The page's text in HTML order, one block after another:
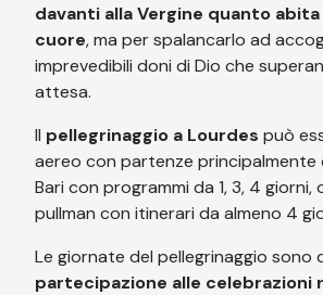
davanti alla Vergine quanto
cuore, ma per spalancarlo ad
imprevedibili doni di Dio che
attesa.
Il pellegrinaggio a Lourdes può
aereo con partenze principalmente
Bari con programmi da 1, 3, 4 giorni,
pullman con itinerari da almeno 4
Le giornate del pellegrinaggio sono
partecipazione alle celebrazioni